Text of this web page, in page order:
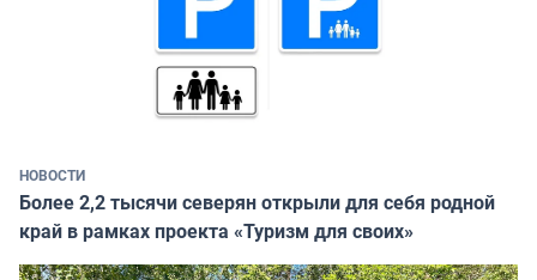
НОВОСТИ
Более 2,2 тысячи северян открыли для себя родной
край в рамках проекта «Туризм для своих»